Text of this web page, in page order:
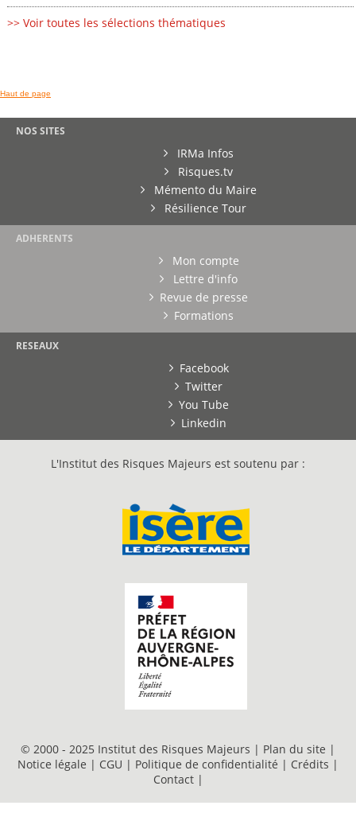
>> Voir toutes les sélections thématiques
Haut de page
NOS SITES
IRMa Infos
Risques.tv
Mémento du Maire
Résilience Tour
ADHERENTS
Mon compte
Lettre d'info
Revue de presse
Formations
RESEAUX
Facebook
Twitter
You Tube
Linkedin
L'Institut des Risques Majeurs est soutenu par :
© 2000 - 2025 Institut des Risques Majeurs | Plan du site |
Notice légale | CGU | Politique de confidentialité | Crédits |
Contact |